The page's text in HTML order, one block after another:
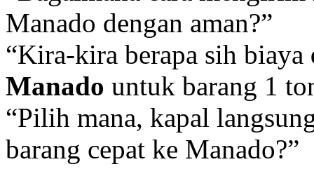
Manado dengan aman?”
“Kira-kira berapa sih biaya
Manado untuk barang 1
“Pilih mana, kapal
barang cepat ke Manado?”